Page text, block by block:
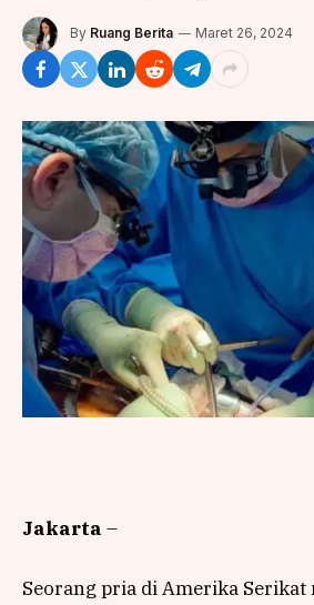
By Ruang Berita Maret 26, 2024
Jakarta –
Seorang pria di Amerika Serikat